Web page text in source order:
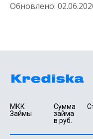
Обновлено:
МКК
Займы
Сумма
займа
в руб.